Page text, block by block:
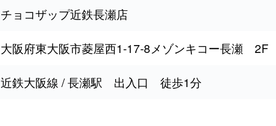
チョコザップ近鉄長瀬店
大阪府東大阪市菱屋西1-17-8メゾンキコー長瀬 2F
近鉄大阪線 / 長瀬駅 出入口 徒歩1分